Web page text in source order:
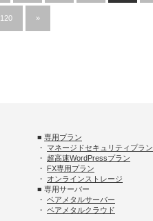
120 »
■ 専用プラン
・ マネージドセキュリティプラン
・ 超高速WordPressプラン
・ FX専用プラン
・ オンラインストレージ
■ 専用サーバー
・ ベアメタルサーバー
・ ベアメタルクラウド